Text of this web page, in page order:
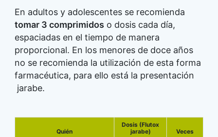
En adultos y adolescentes se recomienda
tomar 3 comprimidos o dosis cada día,
espaciadas en el tiempo de manera
proporcional. En los menores de doce años
no se recomienda la utilización de esta forma
farmacéutica, para ello está la presentación
jarabe.
Quién
Dosis (Flutox
jarabe)
Veces